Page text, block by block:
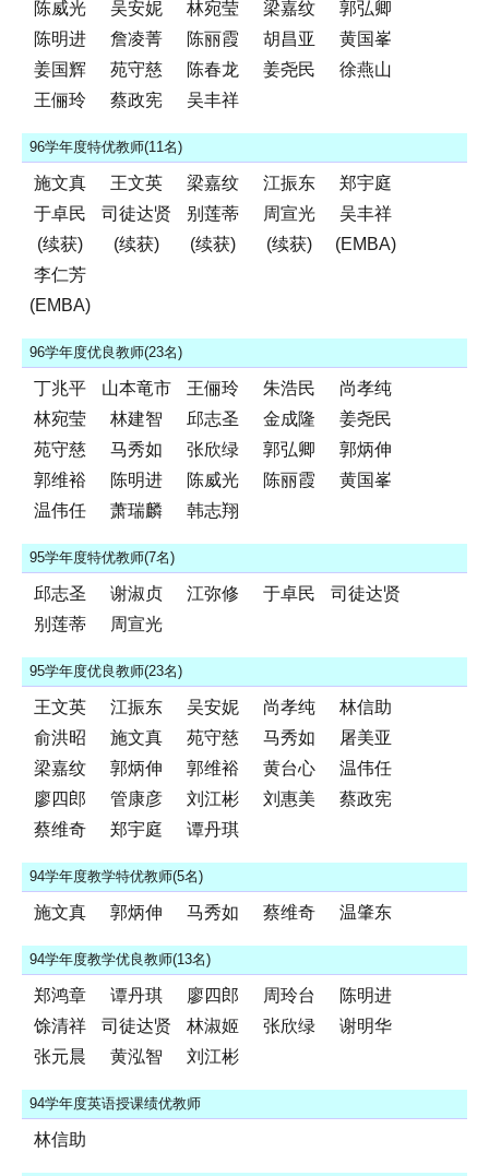
陈威光
吴安妮 林宛莹 梁嘉纹
郭弘卿
陈明进
詹凌菁 陈丽霞 胡昌亚
黄国峯
姜国辉
苑守慈 陈春龙 姜尧民
徐燕山
王俪玲
蔡政宪 吴丰祥
96学年度特优教师(11名)
施文真 王文英 梁嘉纹 江振东
郑宇庭
于卓民
(续获)
司徒达贤
(续获)
别莲蒂
(续获)
周宣光
(续获)
吴丰祥
(EMBA)
李仁芳
(EMBA)
96学年度优良教师(23名)
丁兆平 山本竜市 王俪玲 朱浩民
尚孝纯
林宛莹
林建智 邱志圣 金成隆
姜尧民
苑守慈
马秀如 张欣绿 郭弘卿
郭炳伸
郭维裕
陈明进 陈威光 陈丽霞
黄国峯
温伟任
萧瑞麟 韩志翔
95学年度特优教师(7名)
邱志圣 谢淑贞 江弥修 于卓民
司徒达贤
别莲蒂
周宣光
95学年度优良教师(23名)
王文英 江振东 吴安妮 尚孝纯
林信助
俞洪昭
施文真 苑守慈 马秀如
屠美亚
梁嘉纹
郭炳伸 郭维裕 黄台心
温伟任
廖四郎
管康彦 刘江彬 刘惠美
蔡政宪
蔡维奇
郑宇庭 谭丹琪
94学年度教学特优教师(5名)
施文真 郭炳伸 马秀如 蔡维奇 温肇东
94学年度教学优良教师(13名)
郑鸿章 谭丹琪 廖四郎 周玲台
陈明进
馀清祥
司徒达贤 林淑姬 张欣绿
谢明华
张元晨
黄泓智 刘江彬
94学年度英语授课绩优教师
林信助